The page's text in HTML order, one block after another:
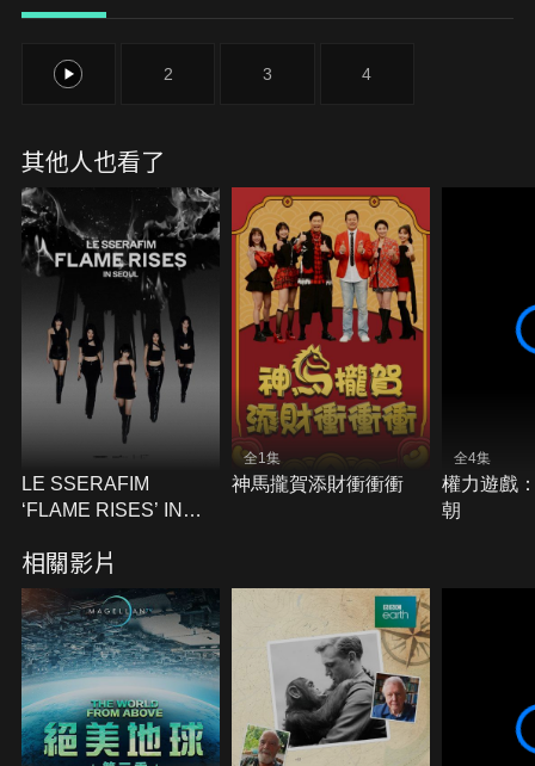
1 2 3 4
其他人也看了
LE SSERAFIM
‘FLAME RISES’ IN
全1集
神馬攏賀添財衝衝衝
全4集
權力遊戲
朝
相關影片